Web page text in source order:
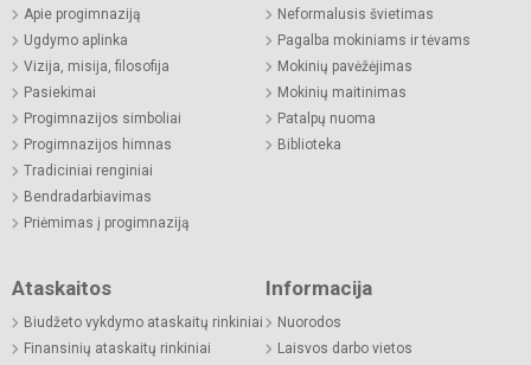
Apie progimnaziją
Ugdymo aplinka
Vizija, misija, filosofija
Pasiekimai
Progimnazijos simboliai
Progimnazijos himnas
Tradiciniai renginiai
Bendradarbiavimas
Priėmimas į progimnaziją
Neformalusis švietimas
Pagalba mokiniams ir tėvams
Mokinių pavėžėjimas
Mokinių maitinimas
Patalpų nuoma
Biblioteka
Ataskaitos
Biudžeto vykdymo ataskaitų rinkiniai
Finansinių ataskaitų rinkiniai
Informacija
Nuorodos
Laisvos darbo vietos